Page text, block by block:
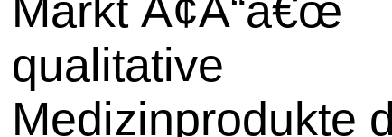
qualitative
Medizinprodukte